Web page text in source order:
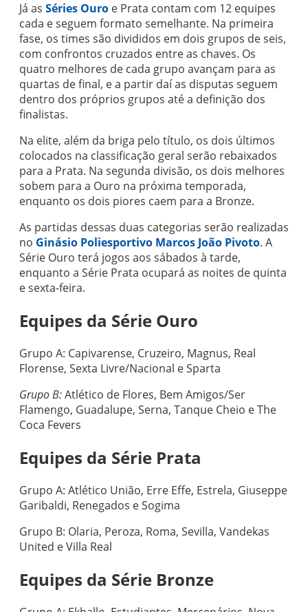
Já as Séries Ouro e Prata contam com 12 equipes
cada e seguem formato semelhante. Na primeira
fase, os times são divididos em dois grupos de seis,
com confrontos cruzados entre as chaves. Os
quatro melhores de cada grupo avançam para as
quartas de final, e a partir daí as disputas seguem
dentro dos próprios grupos até a definição dos
finalistas.
Na elite, além da briga pelo título, os dois últimos
colocados na classificação geral serão rebaixados
para a Prata. Na segunda divisão, os dois melhores
sobem para a Ouro na próxima temporada,
enquanto os dois piores caem para a Bronze.
As partidas dessas duas categorias serão realizadas
no Ginásio Poliesportivo Marcos João Pivoto. A
Série Ouro terá jogos aos sábados à tarde,
enquanto a Série Prata ocupará as noites de quinta
e sexta-feira.
Equipes da Série Ouro
Grupo A: Capivarense, Cruzeiro, Magnus, Real
Florense, Sexta Livre/Nacional e Sparta
Grupo B:Atlético de Flores, Bem Amigos/Ser
Flamengo, Guadalupe, Serna, Tanque Cheio e The
Coca Fevers
Equipes da Série Prata
Grupo A: Atlético União, Erre Effe, Estrela, Giuseppe
Garibaldi, Renegados e Sogima
Grupo B: Olaria, Peroza, Roma, Sevilla, Vandekas
United e Villa Real
Equipes da Série Bronze